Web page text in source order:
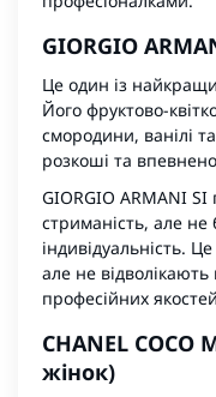
GIORGIO
Це один із
Його фруктово-
смородини, ванілі
розкоші та
GIORGIO ARMANI SI
стриманість, але не
індивідуальність.
але не
професійних
CHANEL COCO
жінок)